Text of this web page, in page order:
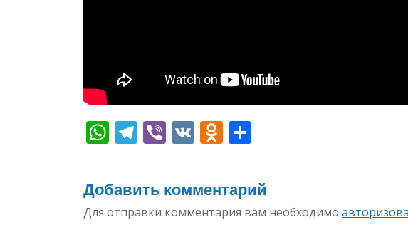
WhatsApp
Telegram
Viber
VK Odnoklassniki
Добавить комментарий
Для отправки комментария вам необходимо